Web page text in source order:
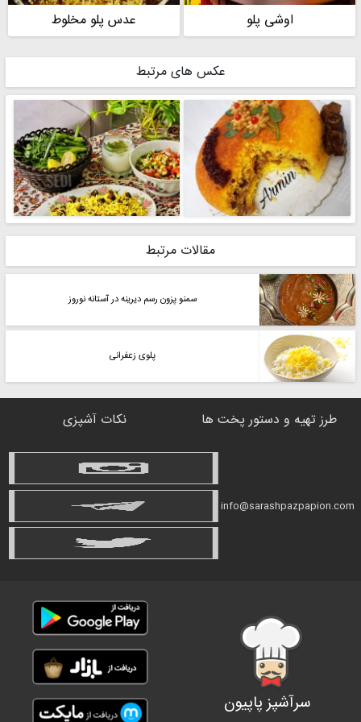
اوشی پلو عدس پلو مخلوط
عکس های مرتبط
مقالات مرتبط
سمنو پزون رسم دیرینه در آستانه نوروز
پلوی زعفرانی
طرز تهیه و دستور پخت ها نکات آشپزی
info@sarashpazpapion.com
سرآشپز پاپیون